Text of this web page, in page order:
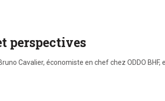
perspectives
Cavalier, économiste en chef chez ODDO